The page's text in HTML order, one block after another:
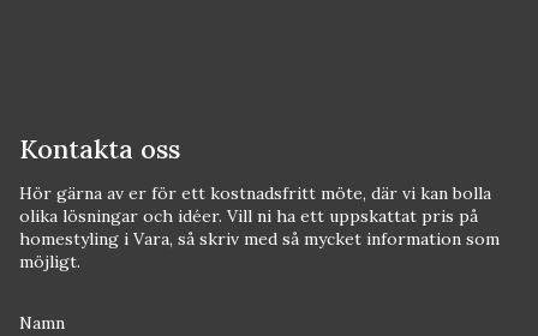
Kontakta oss
Hör gärna av er för ett kostnadsfritt möte, där vi kan bolla
olika lösningar och idéer. Vill ni ha ett uppskattat pris på
homestyling i Vara, så skriv med så mycket information som
möjligt.
Namn